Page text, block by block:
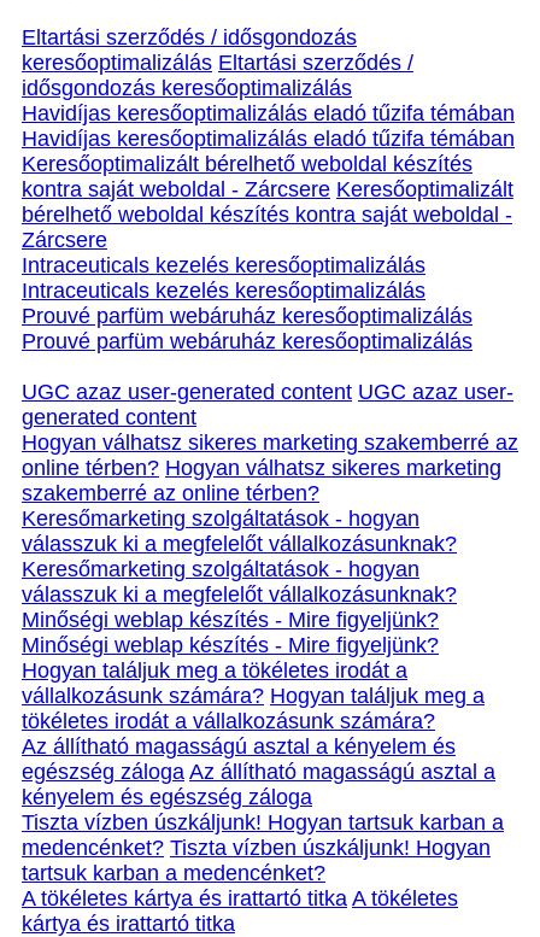
Eltartási szerződés / idősgondozás
keresőoptimalizálás Eltartási szerződés /
idősgondozás keresőoptimalizálás
Havidíjas keresőoptimalizálás eladó tűzifa témában
Havidíjas keresőoptimalizálás eladó tűzifa témában
Keresőoptimalizált bérelhető weboldal készítés
kontra saját weboldal - Zárcsere Keresőoptimalizált
bérelhető weboldal készítés kontra saját weboldal -
Zárcsere
Intraceuticals kezelés keresőoptimalizálás
Intraceuticals kezelés keresőoptimalizálás
Prouvé parfüm webáruház keresőoptimalizálás
Prouvé parfüm webáruház keresőoptimalizálás
UGC azaz user-generated content UGC azaz user-
generated content
Hogyan válhatsz sikeres marketing szakemberré az
online térben? Hogyan válhatsz sikeres marketing
szakemberré az online térben?
Keresőmarketing szolgáltatások - hogyan
válasszuk ki a megfelelőt vállalkozásunknak?
Keresőmarketing szolgáltatások - hogyan
válasszuk ki a megfelelőt vállalkozásunknak?
Minőségi weblap készítés - Mire figyeljünk?
Minőségi weblap készítés - Mire figyeljünk?
Hogyan találjuk meg a tökéletes irodát a
vállalkozásunk számára? Hogyan találjuk meg a
tökéletes irodát a vállalkozásunk számára?
Az állítható magasságú asztal a kényelem és
egészség záloga Az állítható magasságú asztal a
kényelem és egészség záloga
Tiszta vízben úszkáljunk! Hogyan tartsuk karban a
medencénket? Tiszta vízben úszkáljunk! Hogyan
tartsuk karban a medencénket?
A tökéletes kártya és irattartó titka A tökéletes
kártya és irattartó titka